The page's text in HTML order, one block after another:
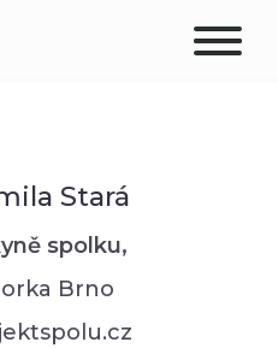
NÁS
Stará
spolku,
Brno